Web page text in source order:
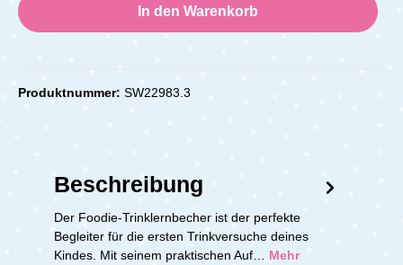
In den Warenkorb
Produktnummer: SW22983.3
Beschreibung
Der Foodie-Trinklernbecher ist der perfekte
Begleiter für die ersten Trinkversuche deines
Kindes. Mit seinem praktischen Auf… Mehr